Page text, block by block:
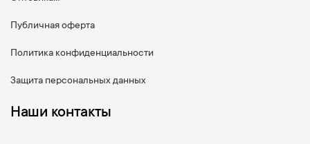
Публичная оферта
Политика конфиденциальности
Защита персональных данных
Наши контакты